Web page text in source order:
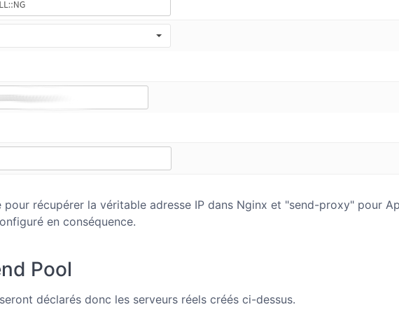
récupérer la véritable adresse IP dans Nginx et "send-proxy" pour
en conséquence.
Pool
déclarés donc les serveurs réels créés ci-dessus.